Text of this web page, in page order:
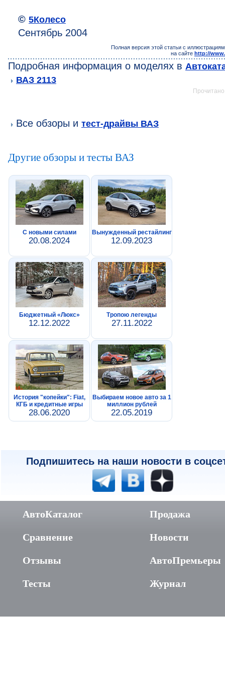
© 5Колесо
Сентябрь 2004
Полная версия этой статьи с
на сайте http://
Подробная информация о моделях в
ВАЗ 2113
Все обзоры и тест-драйвы ВАЗ
Другие обзоры и тесты ВАЗ
С новыми силами
20.08.2024
Вынужденный рестайлинг
12.09.2023
Бюджетный «Люкс»
12.12.2022
Тропою легенды
27.11.2022
История "копейки": Fiat,
КГБ и кредитные игры
28.06.2020
Выбираем новое авто за 1
миллион рублей
22.05.2019
Подпишитесь на наши новости в
АвтоКаталог
Сравнение
Отзывы
Тесты
Продажа
Новости
АвтоПремьеры
Журнал